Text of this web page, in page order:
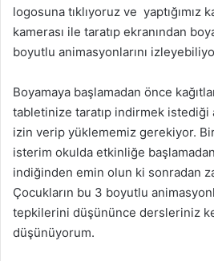
logosuna tıklıyoruz ve yaptığımız
kamerası ile taratıp ekranından
boyutlu animasyonlarını
Boyamaya başlamadan önce
tabletinize taratıp indirmek
izin verip yüklememiz gerekiyor.
isterim okulda etkinliğe
indiğinden emin olun ki sonradan
Çocukların bu 3 boyutlu
tepkilerini düşününce dersleriniz
düşünüyorum.